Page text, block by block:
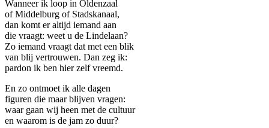
Wanneer ik loop in Oldenzaal
of Middelburg of Stadskanaal,
dan komt er altijd iemand aan
die vraagt: weet u de Lindelaan?
Zo iemand vraagt dat met een blik
van blij vertrouwen. Dan zeg ik:
pardon ik ben hier zelf vreemd.
En zo ontmoet ik alle dagen
figuren die maar blijven vragen:
waar gaan wij heen met de cultuur
en waarom is de jam zo duur?